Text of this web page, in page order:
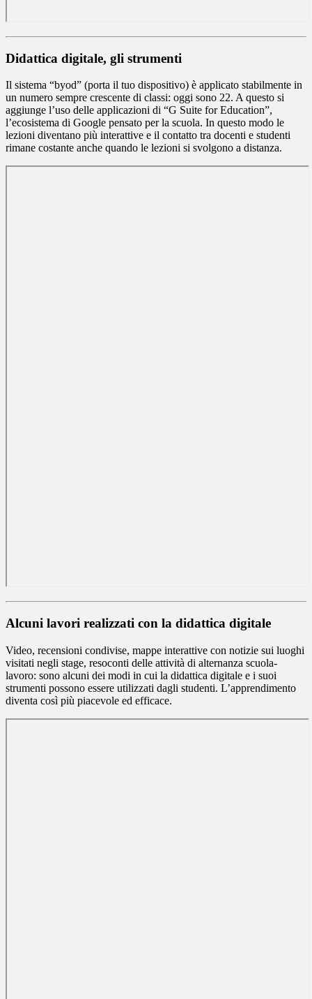
Didattica digitale, gli strumenti
Il sistema “byod” (porta il tuo dispositivo) è applicato stabilmente in
un numero sempre crescente di classi: oggi sono 22. A questo si
aggiunge l’uso delle applicazioni di “G Suite for Education”,
l’ecosistema di Google pensato per la scuola. In questo modo le
lezioni diventano più interattive e il contatto tra docenti e studenti
rimane costante anche quando le lezioni si svolgono a distanza.
Alcuni lavori realizzati con la didattica digitale
Video, recensioni condivise, mappe interattive con notizie sui luoghi
visitati negli stage, resoconti delle attività di alternanza scuola-
lavoro: sono alcuni dei modi in cui la didattica digitale e i suoi
strumenti possono essere utilizzati dagli studenti. L’apprendimento
diventa così più piacevole ed efficace.